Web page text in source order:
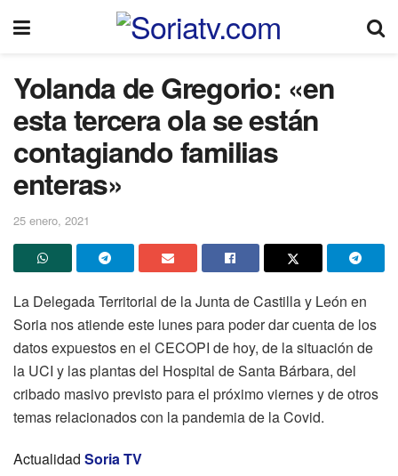
Yolanda de Gregorio: «en
esta tercera ola se están
contagiando familias
enteras»
25 enero, 2021
La Delegada Territorial de la Junta de Castilla y León en
Soria nos atiende este lunes para poder dar cuenta de los
datos expuestos en el CECOPI de hoy, de la situación de
la UCI y las plantas del Hospital de Santa Bárbara, del
cribado masivo previsto para el próximo viernes y de otros
temas relacionados con la pandemia de la Covid.
Actualidad Soria TV